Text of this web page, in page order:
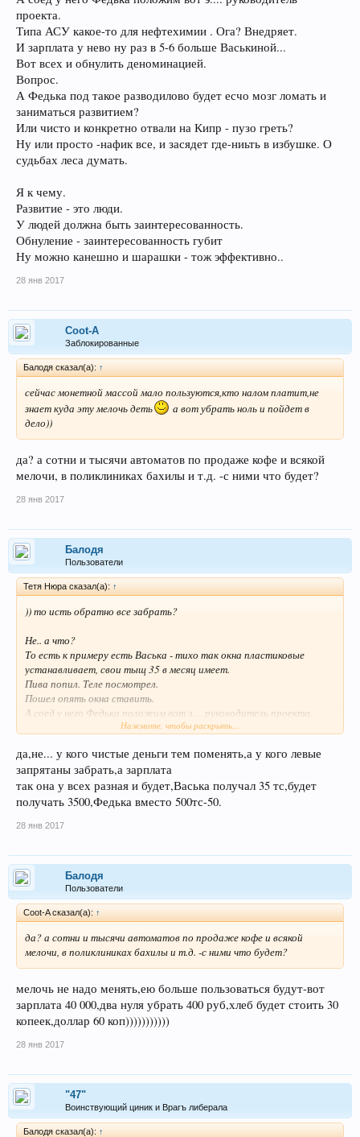
проекта.
Типа АСУ какое-то для нефтехимии . Ога? Внедряет.
И зарплата у нево ну раз в 5-6 больше Васькиной...
Вот всех и обнулить деноминацией.
Вопрос.
А Федька под такое разводилово будет есчо мозг ломать и
заниматься развитием?
Или чисто и конкретно отвали на Кипр - пузо греть?
Ну или просто -нафик все, и засядет где-ниьть в избушке. О
судьбах леса думать.
Я к чему.
Развитие - это люди.
У людей должна быть заинтересованность.
Обнуление - заинтересованность губит
Ну можно канешно и шарашки - тож эффективно..
28 янв 2017
Coot-A
Заблокированные
Балодя сказал(а): ↑
сейчас монетной массой мало пользуются,кто налом платит,не
знает куда эту мелочь деть
а вот убрать ноль и пойдет в
дело))
да? а сотни и тысячи автоматов по продаже кофе и всякой
мелочи, в поликлиниках бахилы и т.д. -с ними что будет?
28 янв 2017
Балодя
Пользователи
Тетя Нюра сказал(а): ↑
)) то исть обратно все забрать?
Не.. а что?
То есть к примеру есть Васька - тихо так окна пластиковые
устанавливает, свои тыщ 35 в месяц имеет.
Пива попил. Теле посмотрел.
Пошел опять окна ставить.
А соед у него Федька положим вот э.... руководитель проекта.
Типа АСУ какое-то для нефтехимии . Ога? Внедряет.
Вот всех и обнулить деноминацией.
Вопрос.
А Федька под такое разводилово будет есчо мозг ломать и
заниматься развитием?
Ну или просто -нафик все, и засядет где-ниьть в избушке. О
Я к чему.
Развитие - это люди.
У людей должна быть заинтересованность.
Обнуление - заинтересованность губит
Нажмите, чтобы раскрыть...
да,не... у кого чистые деньги тем поменять,а у кого левые
запрятаны забрать,а зарплата
так она у всех разная и будет,Васька получал 35 тс,будет
получать 3500,Федька вместо 500тс-50.
28 янв 2017
Балодя
Пользователи
Coot-A сказал(а): ↑
да? а сотни и тысячи автоматов по продаже кофе и всякой
мелочи, в поликлиниках бахилы и т.д. -с ними что будет?
мелочь не надо менять,ею больше пользоваться будут-вот
зарплата 40 000,два нуля убрать 400 руб,хлеб будет стоить 30
копеек,доллар 60 коп)))))))))))
28 янв 2017
"47"
Воинствующий циник и Врагъ либерала
Балодя сказал(а): ↑